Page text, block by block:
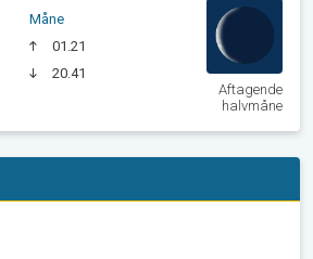
Måne
01.21
20.41
Aftagende
halvmåne